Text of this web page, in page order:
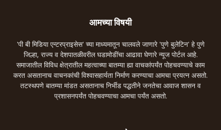
आमच्या विषयी
'पी बी मिडिया एन्टरप्राइसेस' च्या माध्यमातून चालवले जाणारे 'पुणे बुलेटिन' हे पुणे
जिल्हा, राज्य व देशपातळीवरील घडामोडींचा आढावा घेणारे न्यूज पोर्टल आहे.
समाजातील विविध क्षेत्रातील महत्वाच्या बातम्या ह्या वाचकांपर्यंत पोहचवण्याचे काम
करत असतानाच वाचनकांची विश्वासहार्यता निर्माण करण्याचा आमचा प्रयत्न असतो.
तटस्थपणे बातम्या मांडत असतानाच निर्भीड पद्धतीने जनतेचा आवाज शासन व
प्रशासनपर्यंत पोहचवण्याचा आमचा पर्यंत असतो.